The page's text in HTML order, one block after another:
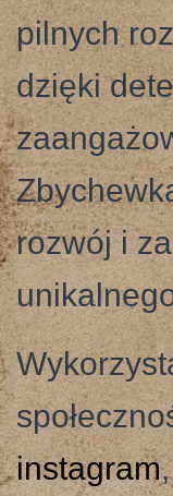
pilnych
dzięki
rozwój i
instagram